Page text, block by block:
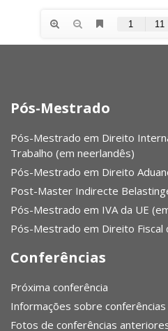
Pós-Mestrado
Pós-Mestrado em Direito
Trabalho (em neerlandês)
Pós-Mestrado em Direito
Post-Master Indirecte
Pós-Mestrado em IVA da UE
Pós-Mestrado em Direito Fiscal
Conferências
Próxima conferência
Informações sobre
Fotos de conferências